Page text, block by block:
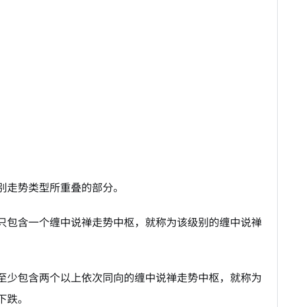
势类型所重叠的部分。
含一个缠中说禅走势中枢，就称为该级别的缠中说禅
包含两个以上依次同向的缠中说禅走势中枢，就称为
。